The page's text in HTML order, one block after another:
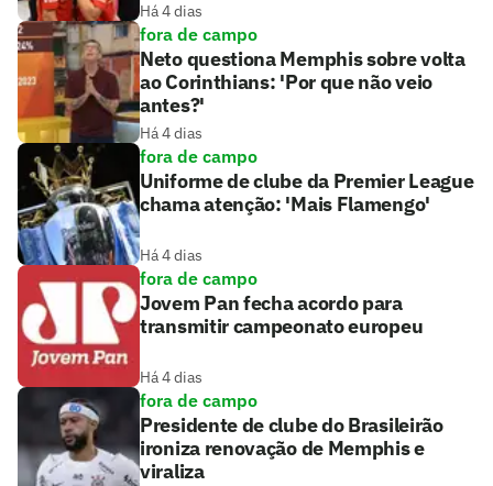
Há 4 dias
fora de campo
Neto questiona Memphis sobre volta
ao Corinthians: 'Por que não veio
antes?'
Há 4 dias
fora de campo
Uniforme de clube da Premier League
chama atenção: 'Mais Flamengo'
Há 4 dias
fora de campo
Jovem Pan fecha acordo para
transmitir campeonato europeu
Há 4 dias
fora de campo
Presidente de clube do Brasileirão
ironiza renovação de Memphis e
viraliza